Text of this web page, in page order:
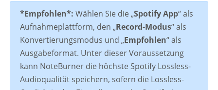
*Empfohlen*: Wählen Sie die „Spotify App“ als
Aufnahmeplattform, den „Record-Modus“ als
Konvertierungsmodus und „Empfohlen“ als
Ausgabeformat. Unter dieser Voraussetzung
kann NoteBurner die höchste Spotify Lossless-
Audioqualität speichern, sofern die Lossless-